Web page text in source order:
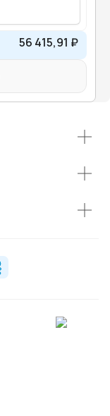
56 415,91 ₽